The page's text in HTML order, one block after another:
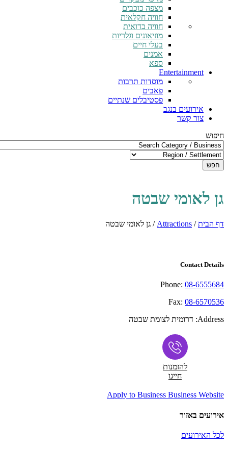
מצפה כוכבים
חוויה חקלאית
חוויה בדואית
מוזיאונים וגלריות
בעלי חיים
אמנים
ספא
Entertainment
מוסדות תרבות
פאבים
פסטיבלים שנתיים
אירועים בנגב
צור קשר
חיפוש
חפש
גן לאומי שבטה
דף הבית/
Attractions
/ גן לאומי שבטה
Contact Details
Phone: 08-6555684
Fax: 08-6570536
Address: דרומית לצומת שבטה
להזמנות
חייגו
Apply to Business Business Website
אירועים באזור
לכל האירועים